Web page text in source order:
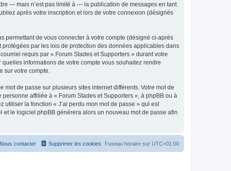
— mais n’est pas limité à — la publication de messages en tant
après votre inscription et lors de votre connexion (désignés
permettant de vous connecter à votre compte (désigné ci-après
par les lois de protection des données applicables dans
requis par « Forum Stades et Supporters » durant votre
informations de votre compte vous souhaitez rendre
votre compte.
de passe sur plusieurs sites internet différents. Votre mot de
affiliée à « Forum Stades et Supporters », à phpBB ou à
la fonction « J’ai perdu mon mot de passe » qui est
le logiciel phpBB générera alors un nouveau mot de passe afin
Fuseau horaire sur UTC+01:00
Supprimer les cookies
Nous contacter